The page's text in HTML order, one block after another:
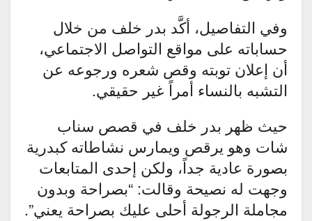
وفي التفاصيل، أكَّد بدر خلف من خلال
حساباته على مواقع التواصل الاجتماعي،
أن إعلان توبته وقص شعره ورجوعه عن
التشبه بالنساء أمراً غير حقيقي.
حيث ظهر بدر خلف في قصص سناب
شات وهو يرقص ويمارس نشاطاته كبدرية
بصورة عادية جداً، ولكن إحدى المتابعات
وجهت له نصيحة وقالت: “بصراحة وبدون
مجاملة الرجولة أحلى عليك بصراحة يعني”.